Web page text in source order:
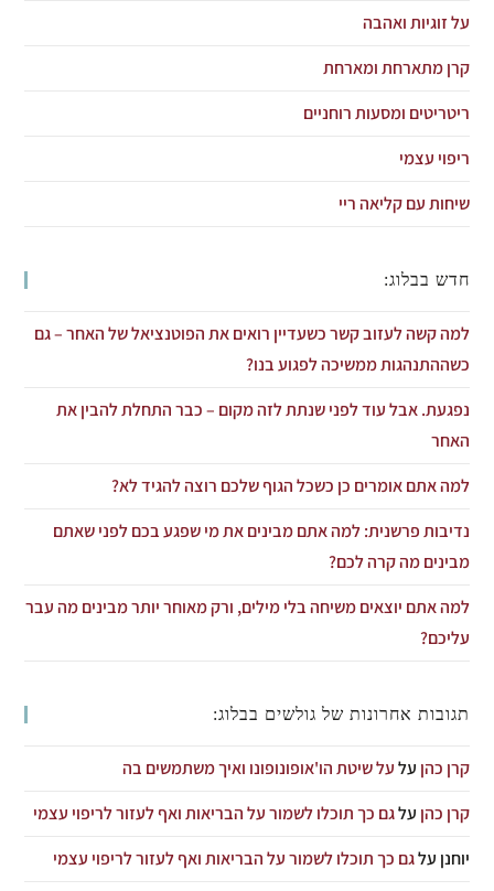
על זוגיות ואהבה
קרן מתארחת ומארחת
ריטריטים ומסעות רוחניים
ריפוי עצמי
שיחות עם קליאה ריי
חדש בבלוג:
למה קשה לעזוב קשר כשעדיין רואים את הפוטנציאל של האחר – גם
כשההתנהגות ממשיכה לפגוע בנו?
נפגעת. אבל עוד לפני שנתת לזה מקום – כבר התחלת להבין את
האחר
למה אתם אומרים כן כשכל הגוף שלכם רוצה להגיד לא?
נדיבות פרשנית: למה אתם מבינים את מי שפגע בכם לפני שאתם
מבינים מה קרה לכם?
למה אתם יוצאים משיחה בלי מילים, ורק מאוחר יותר מבינים מה עבר
עליכם?
תגובות אחרונות של גולשים בבלוג:
קרן כהן עלעל שיטת הו'אופונופונו ואיך משתמשים בה
קרן כהן עלגם כך תוכלו לשמור על הבריאות ואף לעזור לריפוי עצמי
יוחנן עלגם כך תוכלו לשמור על הבריאות ואף לעזור לריפוי עצמי